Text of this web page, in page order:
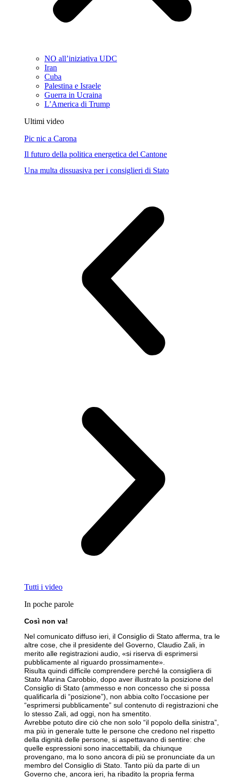
NO all’iniziativa UDC
Iran
Cuba
Palestina e Israele
Guerra in Ucraina
L’America di Trump
Ultimi video
Pic nic a Carona
Il futuro della politica energetica del Cantone
Una multa dissuasiva per i consiglieri di Stato
Tutti i video
In poche parole
Così non va!
Nel comunicato diffuso ieri, il Consiglio di Stato afferma, tra le
altre cose, che il presidente del Governo, Claudio Zali, in
merito alle registrazioni audio, «si riserva di esprimersi
pubblicamente al riguardo prossimamente».
Risulta quindi difficile comprendere perché la consigliera di
Stato Marina Carobbio, dopo aver illustrato la posizione del
Consiglio di Stato (ammesso e non concesso che si possa
qualificarla di “posizione”), non abbia colto l’occasione per
“esprimersi pubblicamente” sul contenuto di registrazioni che
lo stesso Zali, ad oggi, non ha smentito.
Avrebbe potuto dire ciò che non solo “il popolo della sinistra”,
ma più in generale tutte le persone che credono nel rispetto
della dignità delle persone, si aspettavano di sentire: che
quelle espressioni sono inaccettabili, da chiunque
provengano, ma lo sono ancora di più se pronunciate da un
membro del Consiglio di Stato. Tanto più da parte di un
Governo che, ancora ieri, ha ribadito la propria ferma